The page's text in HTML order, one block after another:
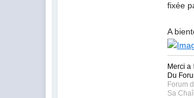
fixée
A
Merci a
Du
Forum
Sa